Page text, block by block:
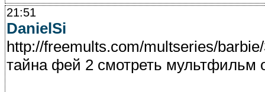
21:51
DanielSi
http://freemults.com/multseries/
тайна фей 2 смотреть мультфильм